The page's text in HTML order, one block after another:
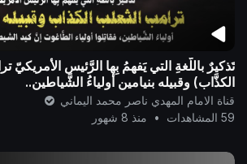
تَذكيرٌ باللُّغةِ التي يَفهمُ بِها الرَّئيس الأمريكيّ
الكذَّاب) وقبيله بنيامين أولياءُ الشَّياطين..
قناة الامام المهدي ناصر محمد اليماني
59 المشاهدات
• منذ 8 شهور